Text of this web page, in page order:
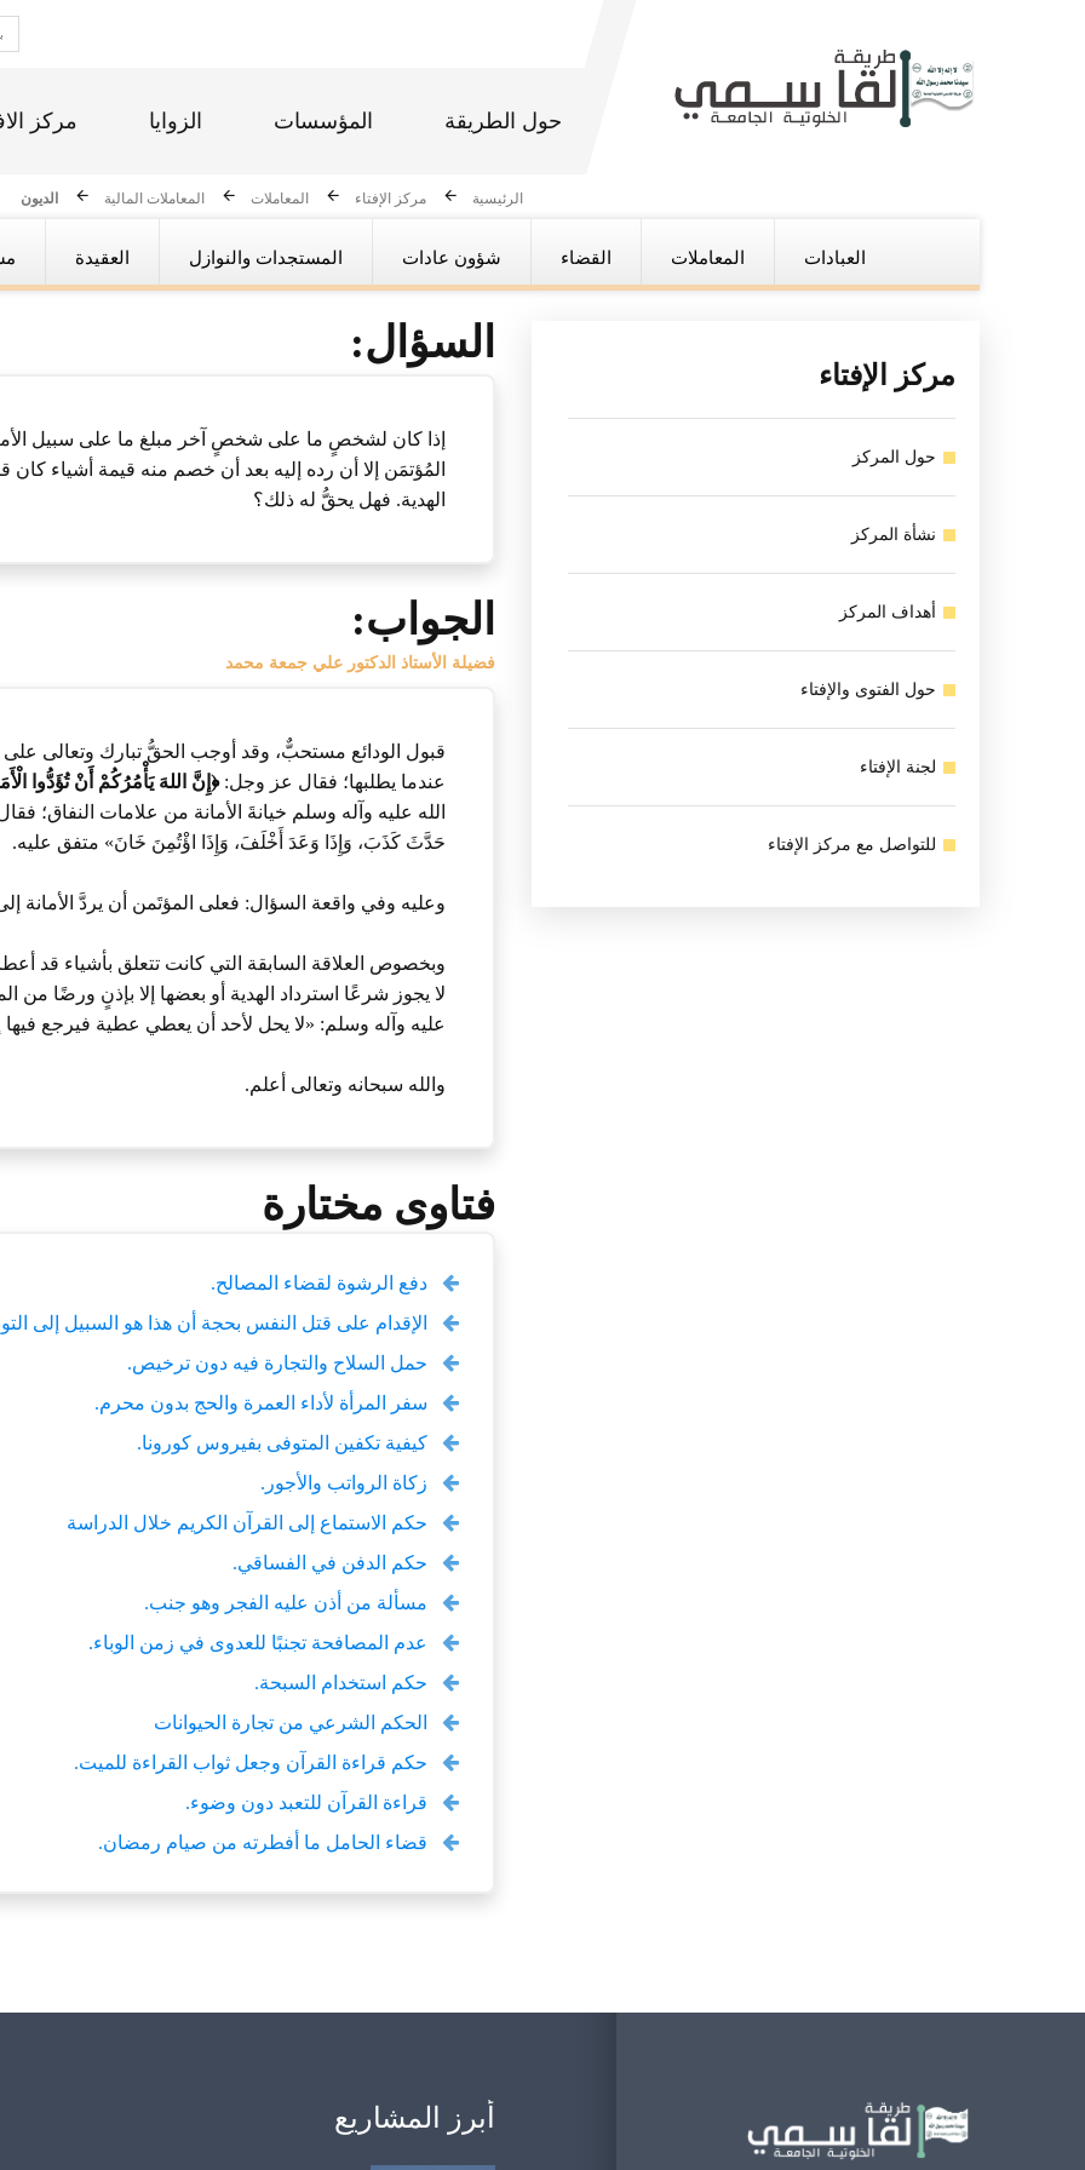
حول الطريقة المؤسسات الزوايا مركز
الرئيسية مركز الإفتاء المعاملات المعاملات المالية الديون
العبادات المعاملات القضاء شؤون عادات المستجدات والنوازل العقيدة
السؤال:
إذا كان لشخصٍ ما على شخصٍ آخر مبلغ ما على سبيل
المُؤتمَن إلا أن رده إليه بعد أن خصم منه قيمة أشياء
الهدية. فهل يحقُّ له ذلك؟
الجواب:
فضيلة الأستاذ الدكتور علي جمعة محمد
قبول الودائع مستحبٌّ، وقد أوجب الحقُّ تبارك وتعالى على
عندما يطلبها؛ فقال عز وجل:﴿إِنَّ اللهَ يَأْمُرُكُمْ أَنْ تُؤَدُّوا
الله عليه وآله وسلم خيانةَ الأمانة من علامات النفاق؛
حَدَّثَ كَذَبَ، وَإِذَا وَعَدَ أَخْلَفَ، وَإِذَا اؤْتُمِنَ خَانَ» متفق عليه.
وعليه وفي واقعة السؤال: فعلى المؤتَمن أن يردَّ الأمانة
وبخصوص العلاقة السابقة التي كانت تتعلق بأشياء قد
لا يجوز شرعًا استرداد الهدية أو بعضها إلا بإذنٍ ورضًا من
عليه وآله وسلم: «لا يحل لأحد أن يعطي عطية فيرجع فيها
والله سبحانه وتعالى أعلم.
فتاوى مختارة
دفع الرشوة لقضاء المصالح.
الإقدام على قتل النفس بحجة أن هذا هو السبيل إلى
حمل السلاح والتجارة فيه دون ترخيص.
سفر المرأة لأداء العمرة والحج بدون محرم.
كيفية تكفين المتوفى بفيروس كورونا.
زكاة الرواتب والأجور.
حكم الاستماع إلى القرآن الكريم خلال الدراسة
حكم الدفن في الفساقي.
مسألة من أذن عليه الفجر وهو جنب.
عدم المصافحة تجنبًا للعدوى في زمن الوباء.
حكم استخدام السبحة.
الحكم الشرعي من تجارة الحيوانات
حكم قراءة القرآن وجعل ثواب القراءة للميت.
قراءة القرآن للتعبد دون وضوء.
قضاء الحامل ما أفطرته من صيام رمضان.
مركز الإفتاء
حول المركز
نشأة المركز
أهداف المركز
حول الفتوى والإفتاء
لجنة الإفتاء
للتواصل مع مركز الإفتاء
أبرز المشاريع